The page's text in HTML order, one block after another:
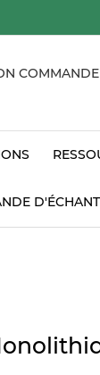
COMMANDE